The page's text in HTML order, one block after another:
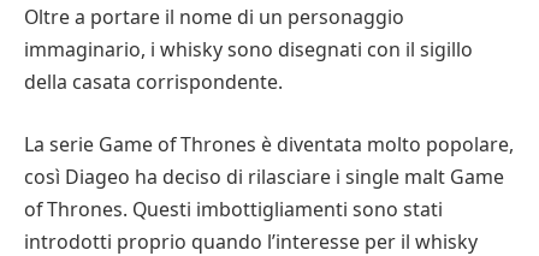
Oltre a portare il nome di un personaggio
immaginario, i whisky sono disegnati con il sigillo
della casata corrispondente.
La serie Game of Thrones è diventata molto popolare,
così Diageo ha deciso di rilasciare i single malt Game
of Thrones. Questi imbottigliamenti sono stati
introdotti proprio quando l’interesse per il whisky